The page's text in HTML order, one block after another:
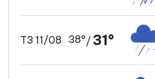
T3 11/08 38°/31°